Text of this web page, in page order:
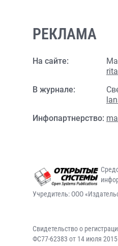
РЕКЛАМА
На сайте:
В журнале:
Инфопартнерство:
Учредитель: ООО
Свидетельство о
ФС77-62383 от 14 июля